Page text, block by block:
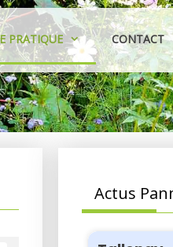
PRATIQUE CONTACT
Actus